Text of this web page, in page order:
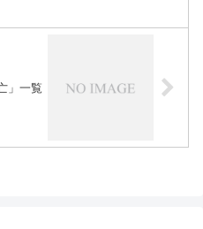
」一覧